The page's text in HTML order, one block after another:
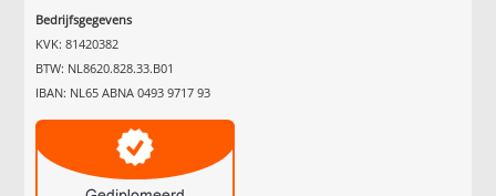
Bedrijfsgegevens
KVK: 81420382
BTW: NL8620.828.33.B01
IBAN: NL65 ABNA 0493 9717 93